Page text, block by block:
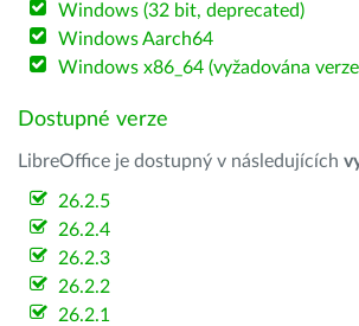
Windows (32 bit, deprecated)
Windows Aarch64
Windows x86_64 (vyžadována
Dostupné verze
LibreOffice je dostupný v následujících
26.2.5
26.2.4
26.2.3
26.2.2
26.2.1